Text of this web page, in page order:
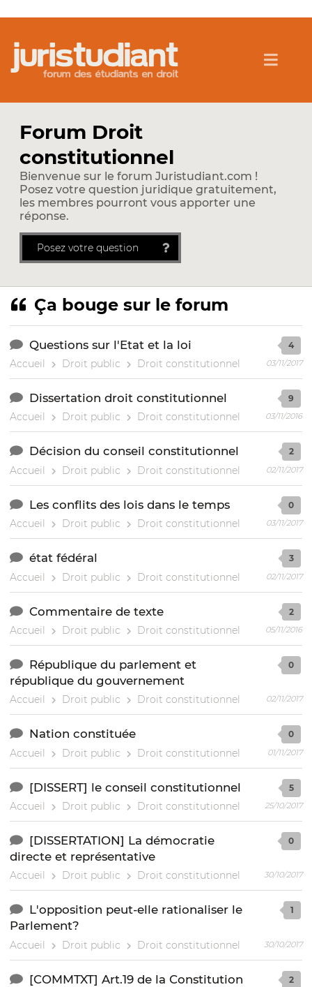
Forum Droit
constitutionnel
Bienvenue sur le forum Juristudiant.com !
Posez votre question juridique gratuitement,
les membres pourront vous apporter une
réponse.
Posez votre question
Ça bouge sur le forum
Questions sur l'Etat et la loi
Accueil Droit public Droit constitutionnel
4
03/11/2017
Dissertation droit constitutionnel
Accueil Droit public Droit constitutionnel
9
03/11/2016
Décision du conseil constitutionnel
Accueil Droit public Droit constitutionnel
2
02/11/2017
Les conflits des lois dans le temps
Accueil Droit public Droit constitutionnel
0
03/11/2017
état fédéral
Accueil Droit public Droit constitutionnel
3
02/11/2017
Commentaire de texte
Accueil Droit public Droit constitutionnel
2
05/11/2016
République du parlement et
république du gouvernement
Accueil Droit public Droit constitutionnel
0
02/11/2017
Nation constituée
Accueil Droit public Droit constitutionnel
0
01/11/2017
[DISSERT] le conseil constitutionnel
Accueil Droit public Droit constitutionnel
5
25/10/2017
[DISSERTATION] La démocratie
directe et représentative
Accueil Droit public Droit constitutionnel
0
30/10/2017
L'opposition peut-elle rationaliser le
Parlement?
Accueil Droit public Droit constitutionnel
1
30/10/2017
[COMMTXT] Art.19 de la Constitution
2